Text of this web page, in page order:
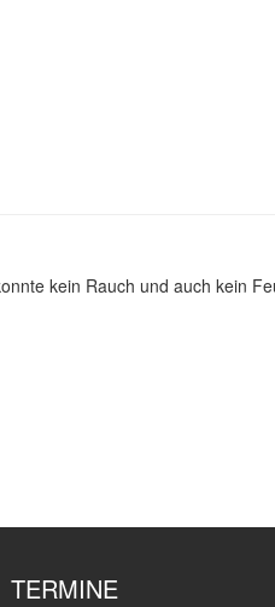
kein Rauch und auch kein
TERMINE